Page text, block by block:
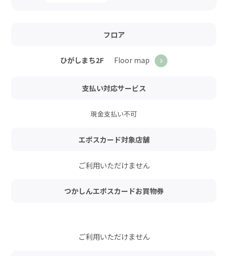
フロア
ひがしまち2F Floor map
支払い対応サービス
現金支払い不可
エポスカード対象店舗
ご利用いただけません
つかしんエポスカードお買物券
ご利用いただけません